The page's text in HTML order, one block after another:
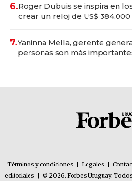
6.Roger Dubuis se inspira en
crear un reloj de US$ 384.000
7.Yaninna Mella, gerente
personas son más
Términos y condiciones Legales
editoriales
© 2026. Forbes Uruguay.